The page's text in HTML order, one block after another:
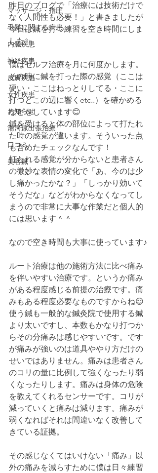
マッサージ・指圧
毛髪に関する疾患
内臓疾患
神経疾患
皮膚疾患
女性疾患
お知らせ
湯河原出張治療
口コミ
美容鍼
昨日のブログで「治療には技術だけで
なく人間性も必要！」と書きましたが
今日は鍼を打つ練習を空き時間にしま
した✨
僕はセルフ治療を月に何度かします。
その時に鍼を打った際の感覚（ここは
硬い・ここはねっとりしてる・ここに
打つとこの辺に響くetc..）を確かめる
などをしています😊
鍼を受けると体の部位によって打たれ
た時の感覚が違います。そういった点
も含めたチェックなんです！
打たれる感覚が分からないと患者さん
の微妙な表情の変化で「あ、今のは少
し痛かったかな？」「しっかり効いて
そうだな」などがわからなくなってし
まうので非常に大事な作業だと個人的
には思います＾＾
なので空き時間も大事に使っています♪
ルート治療は他の施術方法に比べ痛み
を伴いやすい治療です。というか痛み
がある程度感じる前提の治療です。痛
みもある程度必要なものですからね😌
使う鍼も一般的な鍼灸院で使用する鍼
より太いですし、本数もかなり打つか
らその分痛みは感じやすいです。です
が痛みが強いのは道具ややり方だけの
せいではありません。痛みは患者さん
のコリの量に比例して強くなったり弱
くなったりします。痛みは身体の危険
を教えてくれるセンサーです。コリが
減っていくと痛みは減ります。痛みが
弱くなればそれは間違いなく改善して
きている証拠。
その感じなくてはいけない「痛み」以
外の痛みを減らすために僕は日々練習